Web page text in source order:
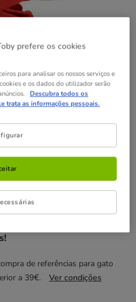
de referências para gato
a 39€.
Ver condições
prefere os cookies
para analisar os nossos serviços e
e os dados do utilizador serão
Descubra todos os
trata as informações pessoais.